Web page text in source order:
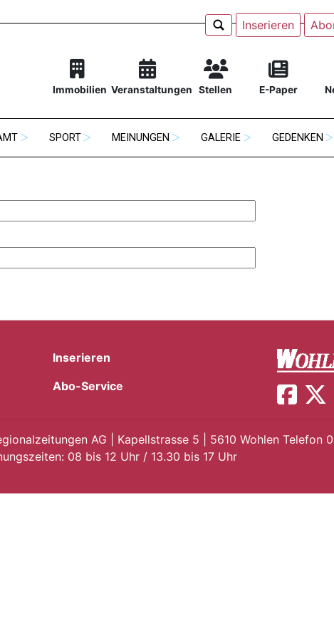
Inserieren
Immobilien Veranstaltungen Stellen E-Paper
SPORT MEINUNGEN GALERIE GEDENKEN
Inserieren
Abo-Service
AG | Kapellstrasse 5 | 5610 Wohlen Telefon
08 bis 12 Uhr / 13.30 bis 17 Uhr